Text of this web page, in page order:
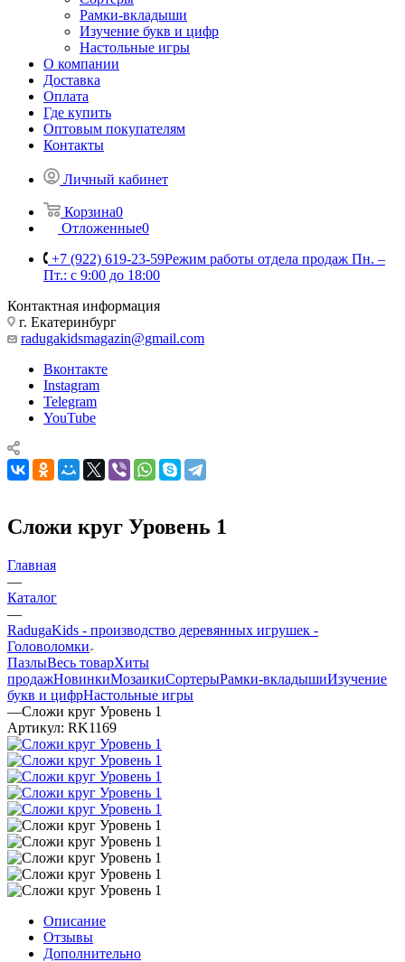
Рамки-вкладыши
Изучение букв и цифр
Настольные игры
О компании
Доставка
Оплата
Где купить
Оптовым покупателям
Контакты
Личный кабинет
Корзина0
Отложенные0
+7 (922) 619-23-59Режим работы отдела продаж Пн. –
Пт.: с 9:00 до 18:00
Контактная информация
г. Екатеринбург
radugakidsmagazin@gmail.com
Вконтакте
Instagram
Telegram
YouTube
Сложи круг Уровень 1
Главная
—
Каталог
—
RadugaKids - производство деревянных игрушек -
Головоломки
ПазлыВесь товарХиты
продажНовинкиМозаикиСортерыРамки-вкладышиИзучение
букв и цифрНастольные игры
—Сложи круг Уровень 1
Артикул: RK1169
Описание
Отзывы
Дополнительно